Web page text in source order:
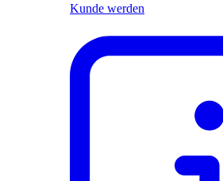
Kunde werden